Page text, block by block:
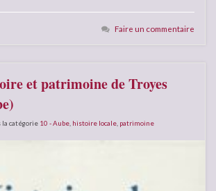
Faire un commentaire
et patrimoine de Troyes
la catégorie 10 - Aube histoire locale patrimoine